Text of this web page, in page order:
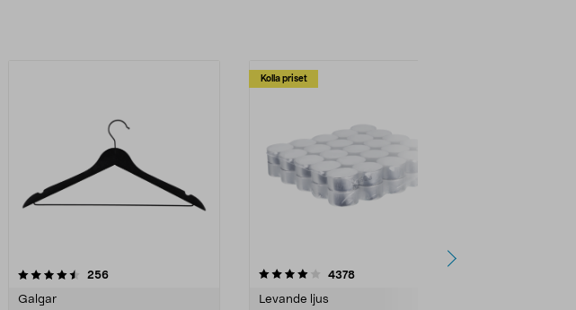
256recensioner
Galgar
Kolla priset
4.0av 5 stjärnor 4378recensioner
Levande ljus
4.5av 5 stjärnor